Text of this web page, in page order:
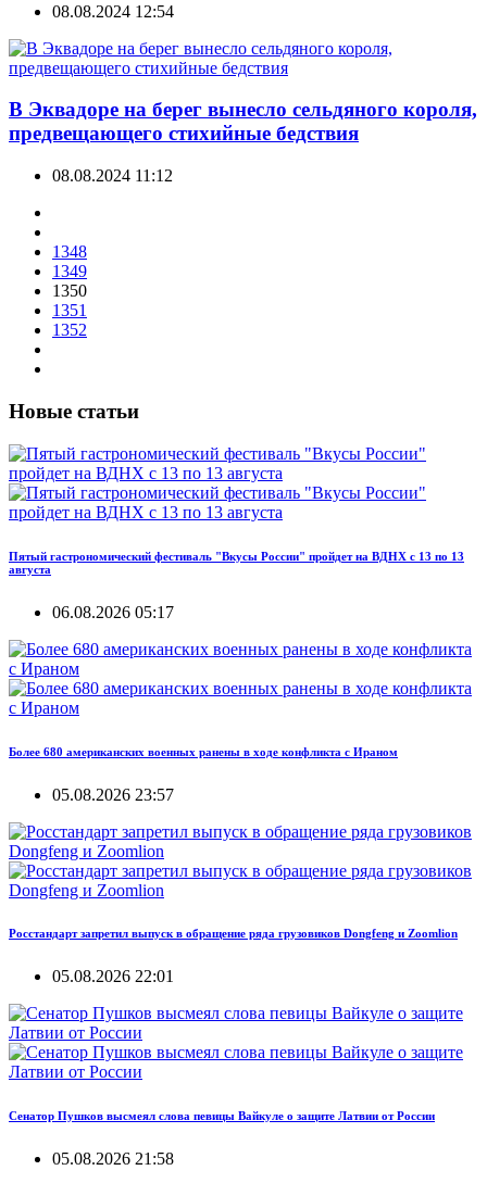
08.08.2024 12:54
В Эквадоре на берег вынесло сельдяного короля,
предвещающего стихийные бедствия
08.08.2024 11:12
1348
1349
1350
1351
1352
Новые статьи
Пятый гастрономический фестиваль "Вкусы России" пройдет на ВДНХ с 13 по 13
августа
06.08.2026 05:17
Более 680 американских военных ранены в ходе конфликта с Ираном
05.08.2026 23:57
Росстандарт запретил выпуск в обращение ряда грузовиков Dongfeng и Zoomlion
05.08.2026 22:01
Сенатор Пушков высмеял слова певицы Вайкуле о защите Латвии от России
05.08.2026 21:58